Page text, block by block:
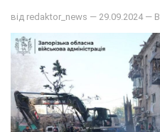
від redaktor_news — 29.09.2024 — В